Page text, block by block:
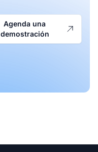
Agenda una
demostración